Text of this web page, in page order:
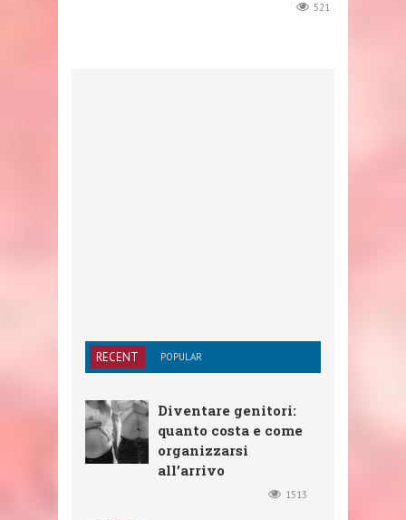
521
RECENT POPULAR
Diventare genitori:
quanto costa e come
organizzarsi
all’arrivo
1513